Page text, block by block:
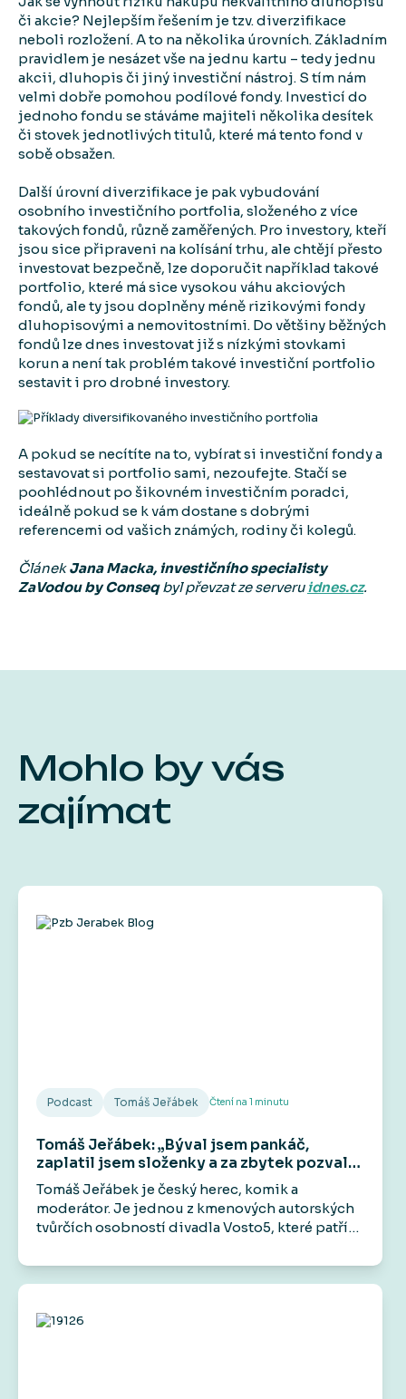
či akcie? Nejlepším řešením je tzv. diverzifikace
neboli rozložení. A to na několika úrovních. Základním
pravidlem je nesázet vše na jednu kartu – tedy jednu
akcii, dluhopis či jiný investiční nástroj. S tím nám
velmi dobře pomohou podílové fondy. Investicí do
jednoho fondu se stáváme majiteli několika desítek
či stovek jednotlivých titulů, které má tento fond v
sobě obsažen.
Další úrovní diverzifikace je pak vybudování
osobního investičního portfolia, složeného z více
takových fondů, různě zaměřených. Pro investory, kteří
jsou sice připraveni na kolísání trhu, ale chtějí přesto
investovat bezpečně, lze doporučit například takové
portfolio, které má sice vysokou váhu akciových
fondů, ale ty jsou doplněny méně rizikovými fondy
dluhopisovými a nemovitostními. Do většiny běžných
fondů lze dnes investovat již s nízkými stovkami
korun a není tak problém takové investiční portfolio
sestavit i pro drobné investory.
A pokud se necítíte na to, vybírat si investiční fondy a
sestavovat si portfolio sami, nezoufejte. Stačí se
poohlédnout po šikovném investičním poradci,
ideálně pokud se k vám dostane s dobrými
referencemi od vašich známých, rodiny či kolegů.
ČlánekJana Macka, investičního specialisty
ZaVodou by Conseqbyl převzat ze serveruidnes.cz.
Mohlo by vás
zajímat
Podcast Tomáš Jeřábek Čtení na 1 minutu
Tomáš Jeřábek: „Býval jsem pankáč,
zaplatil jsem složenky a za zbytek pozval
kámoše do hospody.“
Tomáš Jeřábek je český herec, komik a
moderátor. Je jednou z kmenových autorských
tvůrčích osobností divadla Vosto5, které patří
seriálech Základka, Rapl i ve filmech jako
Gangster Ka, Román pro ženy nebo Šarlatán.
televizních reklam.